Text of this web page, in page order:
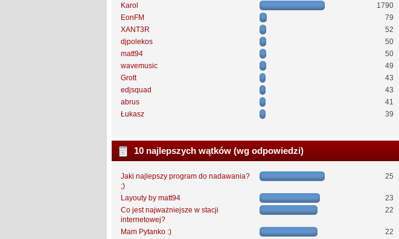
Karol
1790
EonFM
79
XANT3R
52
djpolekos
50
matt94
50
wavemusic
49
Grott
43
edjsquad
43
abrus
41
Łukasz
39
10 najlepszych wątków (wg odpowiedzi)
Jaki najlepszy program do nadawania?
;)
25
Layouty by matt94
23
Co jest najważniejsze w stacji
internetowej?
22
Mam Pytanko :)
22